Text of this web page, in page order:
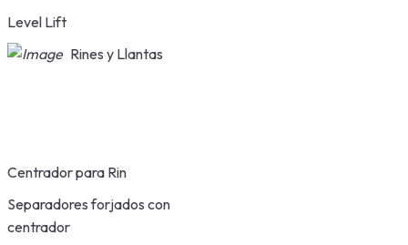
Level Lift
Rines y Llantas
Centrador para Rin
Separadores forjados con
centrador